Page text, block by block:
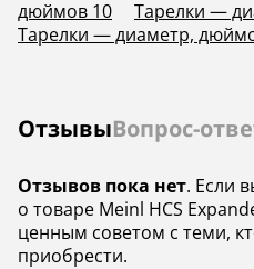
дюймов 10
Тарелки —
Тарелки — диаметр,
ОтзывыВопрос-
Отзывов пока нет. Если
о товаре Meinl HCS
ценным советом с теми,
приобрести.